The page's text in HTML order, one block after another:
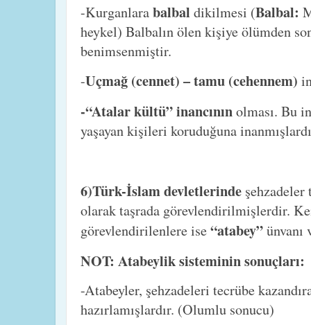
-Kurganlarabalbal dikilmesi (Balbal:
heykel) Balbalın ölen kişiye ölümden
benimsenmiştir.
-Uçmağ (cennet) – tamu (cehennem)
-“Atalar kültü” inancınınolması. Bu
yaşayan kişileri koruduğuna
6)Türk-İslam devletlerinde
olarak taşrada görevlendirilmişlerdir.
görevlendirilenlere ise“atabey”
NOT: Atabeylik sisteminin sonuçları:
-Atabeyler, şehzadeleri tecrübe
hazırlamışlardır. (Olumlu sonucu)